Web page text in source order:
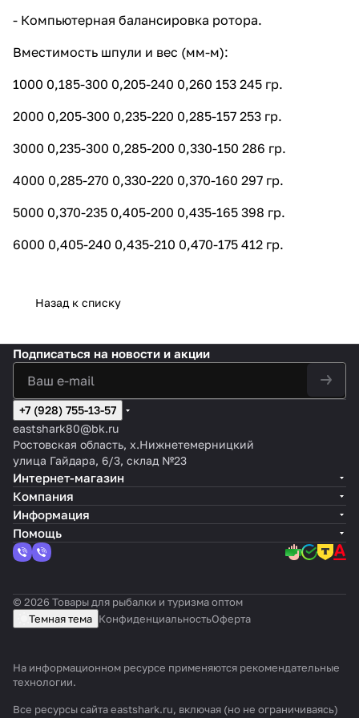
- Компьютерная балансировка ротора.
Вместимость шпули и вес (мм-м):
1000 0,185-300 0,205-240 0,260 153 245 гр.
2000 0,205-300 0,235-220 0,285-157 253 гр.
3000 0,235-300 0,285-200 0,330-150 286 гр.
4000 0,285-270 0,330-220 0,370-160 297 гр.
5000 0,370-235 0,405-200 0,435-165 398 гр.
6000 0,405-240 0,435-210 0,470-175 412 гр.
Назад к списку
Подписаться на новости и акции
+7 (928) 755-13-57
eastshark80@bk.ru
Ростовская область, х.Нижнетемерницкий
улица Гайдара, 6/3, склад №23
Интернет-магазин
Компания
Информация
Помощь
© 2026 Товары для рыбалки и туризма оптом
Темная тема КонфиденциальностьОферта
На информационном ресурсе применяются рекомендательные
технологии.
Все ресурсы сайта eastshark.ru, включая (но не ограничиваясь)